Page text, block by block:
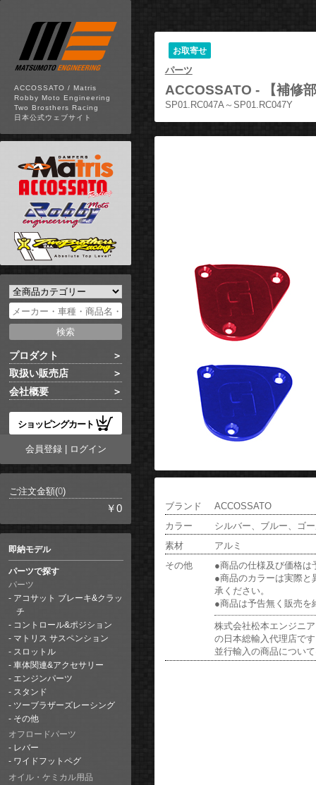
ACCOSSATO / Matris
Robby Moto Engineering
Two Brosthers Racing
日本公式ウェブサイト
プロダクト
取扱い販売店
会社概要
ショッピングカート
会員登録| ログイン
ご注文金額(0)
￥0
即納モデル
パーツで探す
パーツ
アコサット ブレーキ&クラッ
チ
コントロール&ポジション
マトリス サスペンション
スロットル
車体関連&アクセサリー
エンジンパーツ
スタンド
ツーブラザーズレーシング
その他
オフロードパーツ
レバー
ワイドフットペグ
オイル・ケミカル用品
お取寄せ
パーツ
ACCOSSATO - 【補修
SP01.RC047A～SP01.RC047Y
ブランド
ACCOSSATO
カラー
シルバー、ブルー、ゴ
素材
アルミ
その他
●商品の仕様及び価格は
●商品のカラーは実際と
承ください。
●商品は予告無く販売を
株式会社松本エンジニ
の日本総輸入代理店で
並行輸入の商品につい